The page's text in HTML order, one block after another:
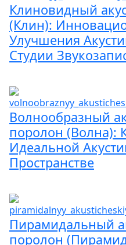
Клиновидный
(Клин):
Улучшения
Студии
Волнообразный
поролон (Волна):
Идеальной
Пространстве
Пирамидальный
поролон